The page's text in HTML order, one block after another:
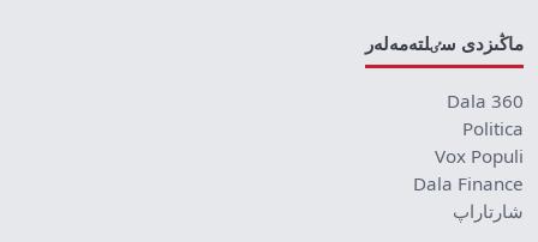
ماڭىزدى سٸلتەمەلەر
Dala 360
Politica
Vox Populi
Dala Finance
شارتاراپ